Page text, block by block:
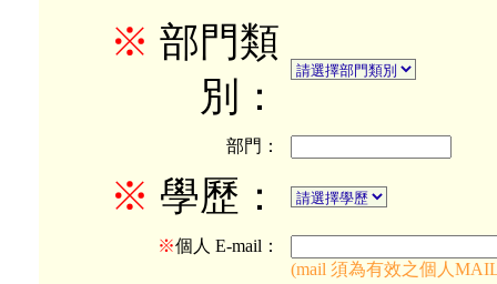
※ 部門類
別：
部門：
※ 學歷：
※個人 E-mail：
(mail 須為有效之個人